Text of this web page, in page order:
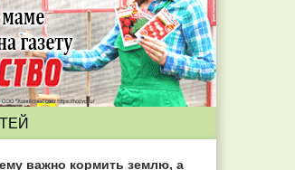
важно кормить землю, а